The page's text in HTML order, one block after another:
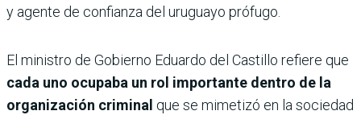
y agente de confianza del uruguayo prófugo.
El ministro de Gobierno Eduardo del Castillo refiere que
cada uno ocupaba un rol importante dentro de la
organización criminal que se mimetizó en la sociedad